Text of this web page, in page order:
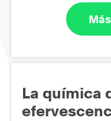
La química